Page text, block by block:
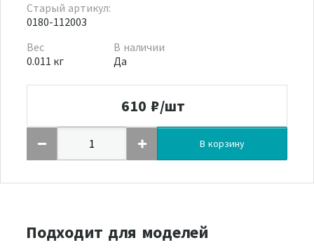
Старый артикул:
0180-112003
Вес
0.011 кг
В наличии
Да
610 ₽/шт
В корзину
Подходит для моделей